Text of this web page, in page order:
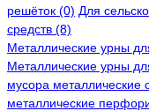
решёток (0) Для
средств (8)
Металлические урны
Металлические урны
мусора металлические
металлические